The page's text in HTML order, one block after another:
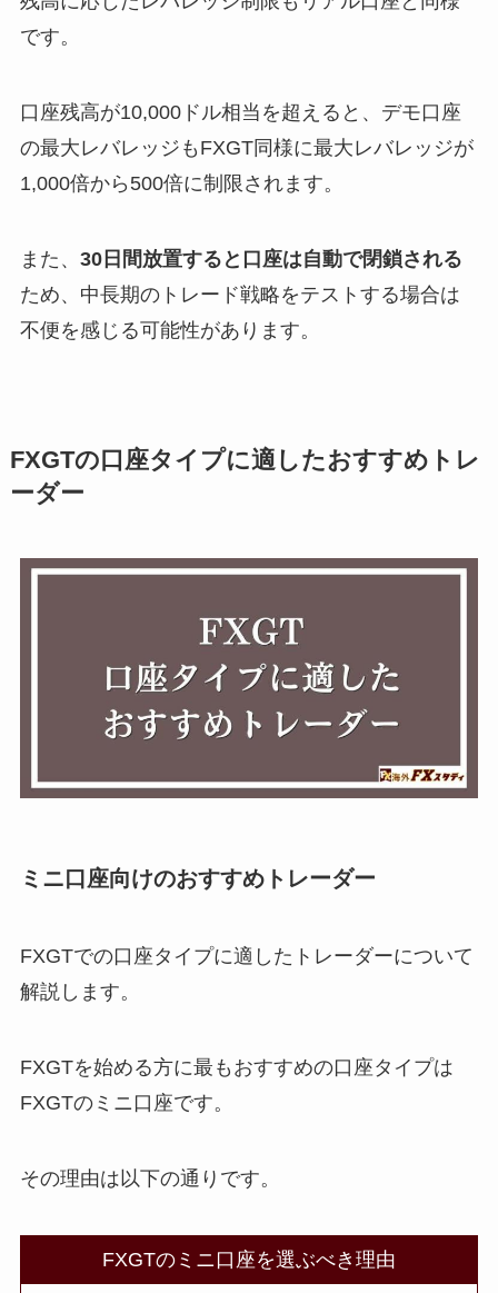
です。
口座残高が10,000ドル相当を超えると、デモ口座
の最大レバレッジもFXGT同様に最大レバレッジが
1,000倍から500倍に制限されます。
また、 30日間放置すると口座は自動で閉鎖される
ため、中長期のトレード戦略をテストする場合は
不便を感じる可能性があります。
FXGTの口座タイプに適したおすすめトレ
ーダー
ミニ口座向けのおすすめトレーダー
FXGTでの口座タイプに適したトレーダーについて
解説します。
FXGTを始める方に最もおすすめの口座タイプは
FXGTのミニ口座です。
その理由は以下の通りです。
FXGTのミニ口座を選ぶべき理由